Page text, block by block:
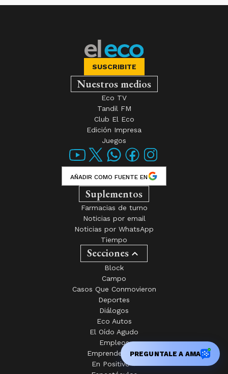
SUSCRIBITE
Nuestros medios
Eco TV
Tandil FM
Club El Eco
Edición Impresa
Juegos
AÑADIR COMO FUENTE EN
Suplementos
Farmacias de turno
Noticias por email
Noticias por WhatsApp
Tiempo
Secciones
Block
Campo
Casos Que Conmovieron
Deportes
Diálogos
Eco Autos
El Oído Agudo
Empleos
Emprendedores
En Positivo +
PREGUNTALE A AMA